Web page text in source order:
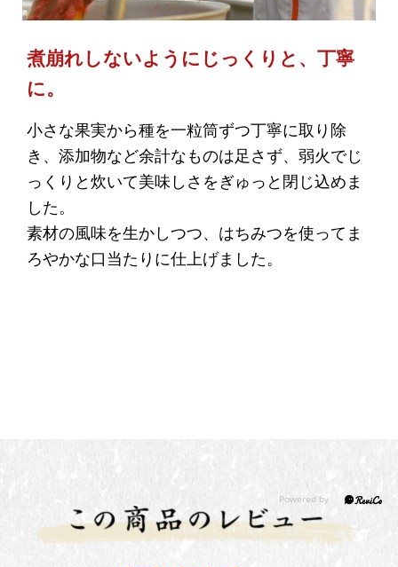
煮崩れしないようにじっくりと、丁寧
に。
小さな果実から種を一粒筒ずつ丁寧に取り除
き、添加物など余計なものは足さず、弱火でじ
っくりと炊いて美味しさをぎゅっと閉じ込めま
した。
素材の風味を生かしつつ、はちみつを使ってま
ろやかな口当たりに仕上げました。